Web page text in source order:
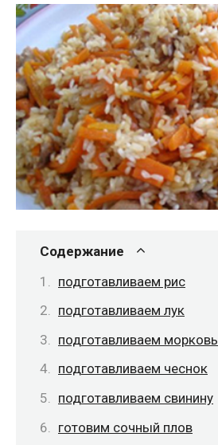
Содержание
подготавливаем рис
подготавливаем лук
подготавливаем морковь
подготавливаем чеснок
подготавливаем свинину
готовим сочный плов